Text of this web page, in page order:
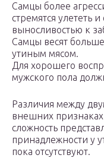
Самцы более
стремятся улететь
выносливостью к
Самцы весят
утиным мясом.
Для хорошего
мужского пола
Различия между
внешних
сложность
принадлежности у
пока отсутствуют.